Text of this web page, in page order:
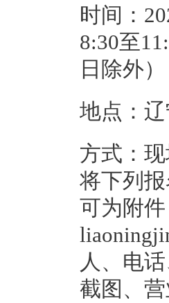
时间：
8:30至
日除外）
地点：
方式：
将下列
可为附
人、电
截图、